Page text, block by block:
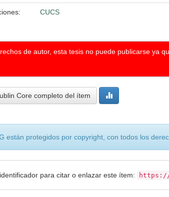
CUCS
de autor, esta tesis no puede publicarse ya
Core completo del ítem
están protegidos por copyright, con todos los
para citar o enlazar este ítem: https://